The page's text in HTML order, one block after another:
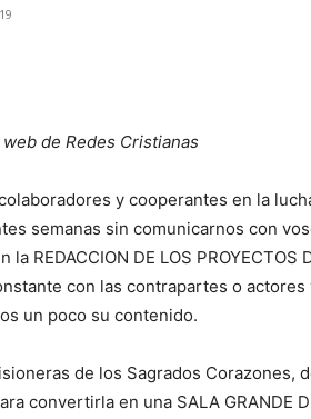
de Redes Cristianas
y cooperantes en la
semanas sin comunicarnos con
REDACCION DE LOS PROYECTOS
con las contrapartes o
un poco su contenido.
de los Sagrados Corazones,
convertirla en una SALA GRANDE